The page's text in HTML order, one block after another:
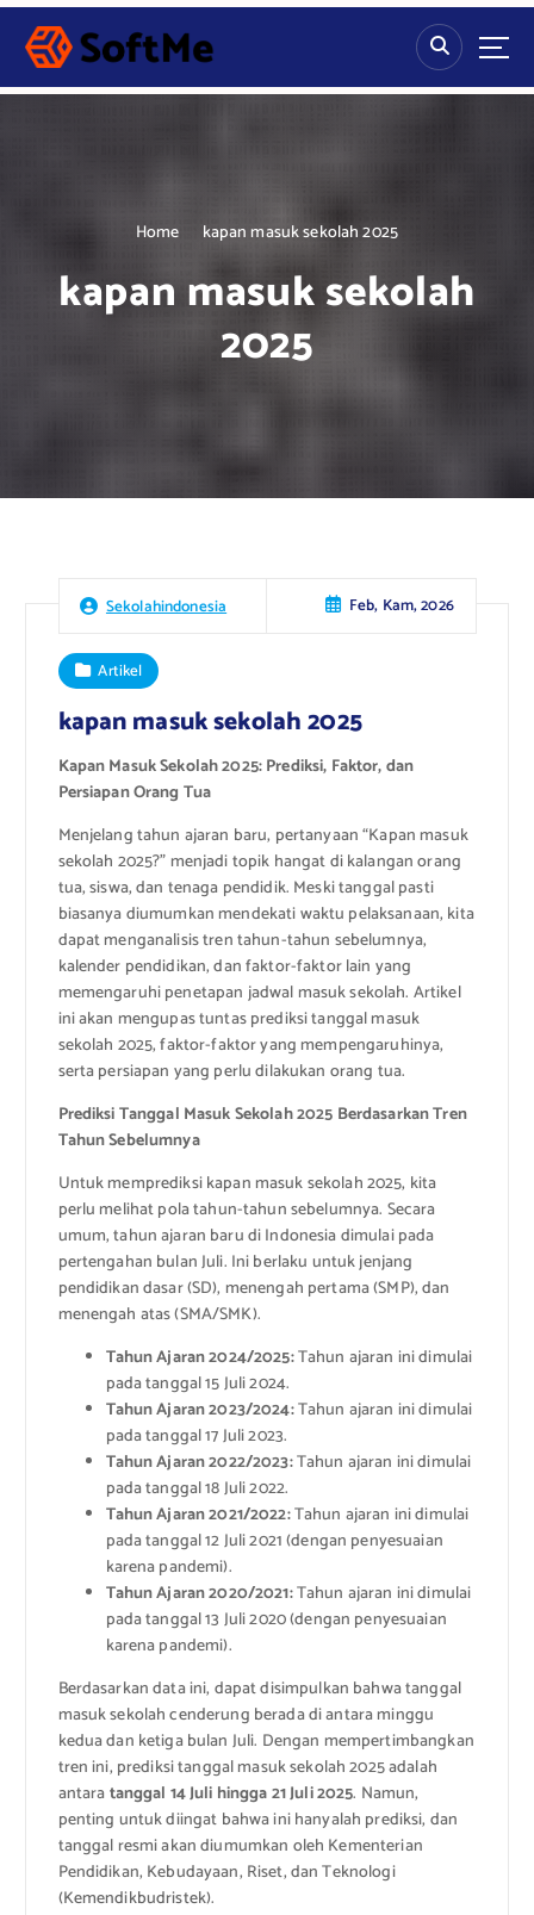
S
p
Home kapan masuk sekolah 2025
kapan masuk sekolah
2025
Sekolahindonesia Feb, Kam, 2026
Artikel
kapan masuk sekolah 2025
Kapan Masuk Sekolah 2025: Prediksi, Faktor, dan
Persiapan Orang Tua
Menjelang tahun ajaran baru, pertanyaan “Kapan masuk
sekolah 2025?” menjadi topik hangat di kalangan orang
tua, siswa, dan tenaga pendidik. Meski tanggal pasti
biasanya diumumkan mendekati waktu pelaksanaan, kita
dapat menganalisis tren tahun-tahun sebelumnya,
kalender pendidikan, dan faktor-faktor lain yang
memengaruhi penetapan jadwal masuk sekolah. Artikel
ini akan mengupas tuntas prediksi tanggal masuk
sekolah 2025, faktor-faktor yang mempengaruhinya,
serta persiapan yang perlu dilakukan orang tua.
Prediksi Tanggal Masuk Sekolah 2025 Berdasarkan Tren
Tahun Sebelumnya
Untuk memprediksi kapan masuk sekolah 2025, kita
perlu melihat pola tahun-tahun sebelumnya. Secara
umum, tahun ajaran baru di Indonesia dimulai pada
pertengahan bulan Juli. Ini berlaku untuk jenjang
pendidikan dasar (SD), menengah pertama (SMP), dan
menengah atas (SMA/SMK).
Tahun Ajaran 2024/2025:Tahun ajaran ini dimulai
pada tanggal 15 Juli 2024.
Tahun Ajaran 2023/2024:Tahun ajaran ini dimulai
pada tanggal 17 Juli 2023.
Tahun Ajaran 2022/2023:Tahun ajaran ini dimulai
pada tanggal 18 Juli 2022.
Tahun Ajaran 2021/2022:Tahun ajaran ini dimulai
pada tanggal 12 Juli 2021 (dengan penyesuaian
karena pandemi).
Tahun Ajaran 2020/2021:Tahun ajaran ini dimulai
pada tanggal 13 Juli 2020 (dengan penyesuaian
karena pandemi).
Berdasarkan data ini, dapat disimpulkan bahwa tanggal
masuk sekolah cenderung berada di antara minggu
kedua dan ketiga bulan Juli. Dengan mempertimbangkan
tren ini, prediksi tanggal masuk sekolah 2025 adalah
antaratanggal 14 Juli hingga 21 Juli 2025. Namun,
penting untuk diingat bahwa ini hanyalah prediksi, dan
tanggal resmi akan diumumkan oleh Kementerian
Pendidikan, Kebudayaan, Riset, dan Teknologi
(Kemendikbudristek).